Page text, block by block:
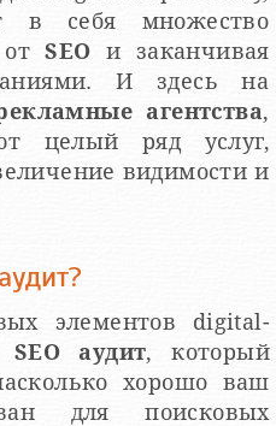
в себя множество
отSEO и заканчивая
И здесь на
агентства,
целый ряд услуг,
видимости и
элементов digital-
SEO аудит, который
хорошо ваш
для поисковых